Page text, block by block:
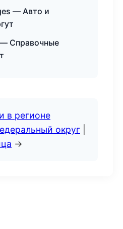
— Авто и
Справочные
в регионе
округ
→